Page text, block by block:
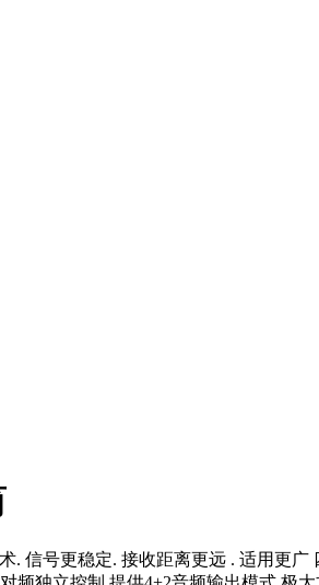
信号更稳定. 接收距离更远 . 适用更